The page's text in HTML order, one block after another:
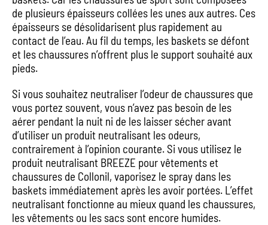
de plusieurs épaisseurs collées les unes aux autres. Ces
épaisseurs se désolidarisent plus rapidement au
contact de l’eau. Au fil du temps, les baskets se défont
et les chaussures n’offrent plus le support souhaité aux
pieds.
Si vous souhaitez neutraliser l’odeur de chaussures que
vous portez souvent, vous n’avez pas besoin de les
aérer pendant la nuit ni de les laisser sécher avant
d’utiliser un produit neutralisant les odeurs,
contrairement à l’opinion courante. Si vous utilisez le
produit neutralisant BREEZE pour vêtements et
chaussures de Collonil, vaporisez le spray dans les
baskets immédiatement après les avoir portées. L’effet
neutralisant fonctionne au mieux quand les chaussures,
les vêtements ou les sacs sont encore humides.